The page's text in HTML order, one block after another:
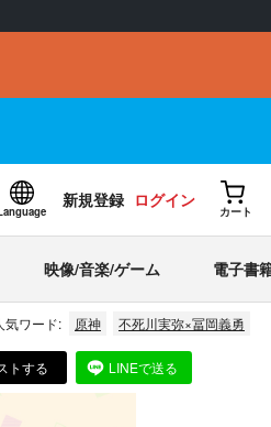
新規登録 ログイン
カート
映像/音楽/ゲーム 電子書
気ワード: 原神 不死川実弥×冨岡義勇
トする LINEで送る